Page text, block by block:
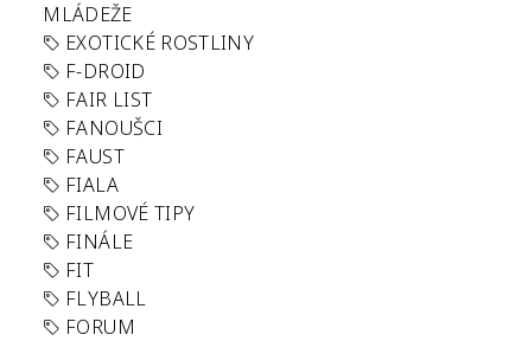
MLÁDEŽE
EXOTICKÉ ROSTLINY
F-DROID
FAIR LIST
FANOUŠCI
FAUST
FIALA
FILMOVÉ TIPY
FINÁLE
FIT
FLYBALL
FORUM